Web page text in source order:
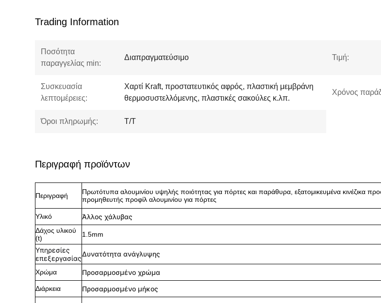
Trading Information
Ποσότητα
παραγγελίας min:
Διαπραγματεύσιμο Τιμή:
Συσκευασία
λεπτομέρειες:
Χαρτί Kraft, προστατευτικός αφρός, πλαστική μεμβράνη
θερμοσυστελλόμενης, πλαστικές σακούλες κ.λπ.
Χρόνος
Όροι πληρωμής: T/T
Περιγραφή προϊόντων
Περιγραφή
Πρωτότυπα αλουμινίου υψηλής ποιότητας για πόρτες και παράθυρα, εξατομικευμένα κινέζικα
προμηθευτής προφίλ αλουμινίου για πόρτες
Υλικό Άλλος χάλυβας
Δάχος υλικού
(t)
1.5mm
Υπηρεσίες
επεξεργασίας
Δυνατότητα ανάγλυψης
Χρώμα Προσαρμοσμένο χρώμα
Διάρκεια Προσαρμοσμένο μήκος